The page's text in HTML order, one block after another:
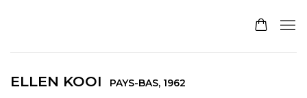
ELLEN KOOI PAYS-BAS, 1962